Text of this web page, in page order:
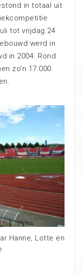
in totaal uit
tot vrijdag 24
werd in
in 2004. Rond
zo’n 17.000
Hanne, Lotte en